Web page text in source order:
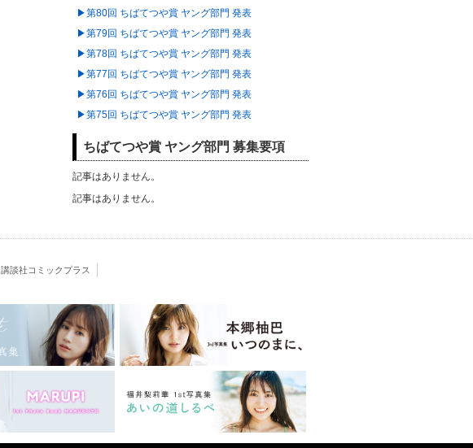
▶︎第80回 ちばてつや賞 ヤング部門 発表
▶︎第79回 ちばてつや賞 ヤング部門 発表
▶︎第78回 ちばてつや賞 ヤング部門 発表
▶︎第77回 ちばてつや賞 ヤング部門 発表
▶︎第76回 ちばてつや賞 ヤング部門 発表
▶︎第75回 ちばてつや賞 ヤング部門 発表
ちばてつや賞 ヤング部門 募集要項
記事はありません。
記事はありません。
講談社コミックプラス